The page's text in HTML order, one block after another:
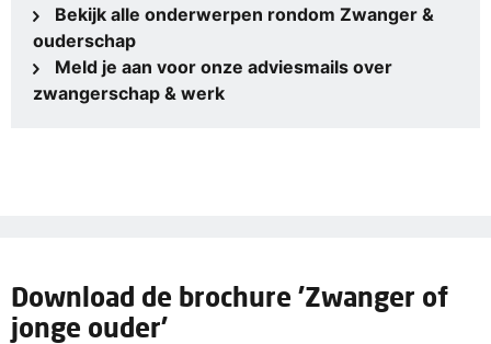
Bekijk alle onderwerpen rondom Zwanger &
ouderschap
Meld je aan voor onze adviesmails over
zwangerschap & werk
Download de brochure 'Zwanger of
jonge ouder'